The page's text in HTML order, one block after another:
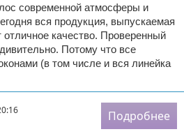
современной атмосферы и
вся продукция, выпускаемая
качество. Проверенный
Потому что все
(в том числе и вся линейка
Подробнее